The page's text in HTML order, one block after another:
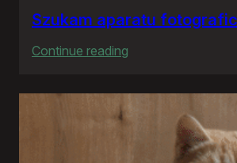
Szukam aparatu
Continue reading
aparatu
fotograficznego